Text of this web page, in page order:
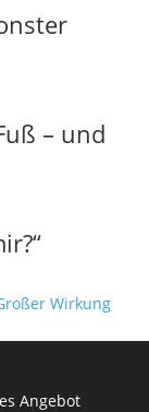
– und
Wirkung
Angebot